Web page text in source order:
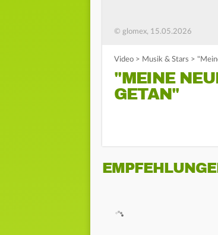
© glomex, 15.05.2026
Video > Musik & Stars >
"MEINE
GETAN"